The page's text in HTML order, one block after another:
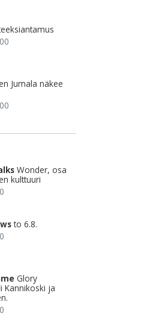
Jumala näkee
Wonder, osa
kulttuuri
to 6.8.
Glory
Kannikoski ja